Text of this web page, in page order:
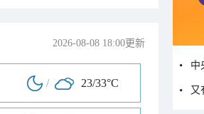
2026-08-08 18:00更新
/ 23/33°C
又